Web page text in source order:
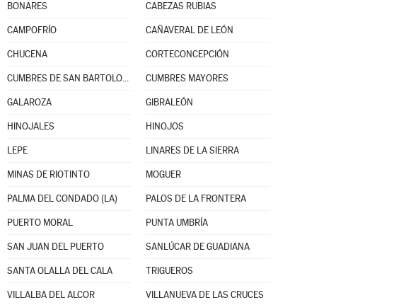
BONARES CABEZAS RUBIAS
CAMPOFRÍO CAÑAVERAL DE LEÓN
CHUCENA CORTECONCEPCIÓN
CUMBRES DE SAN BARTOLOMÉ CUMBRES MAYORES
GALAROZA GIBRALEÓN
HINOJALES HINOJOS
LEPE LINARES DE LA SIERRA
MINAS DE RIOTINTO MOGUER
PALMA DEL CONDADO (LA) PALOS DE LA FRONTERA
PUERTO MORAL PUNTA UMBRÍA
SAN JUAN DEL PUERTO SANLÚCAR DE GUADIANA
SANTA OLALLA DEL CALA TRIGUEROS
VILLALBA DEL ALCOR VILLANUEVA DE LAS CRUCES